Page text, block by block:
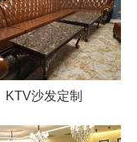
KTV沙发定制